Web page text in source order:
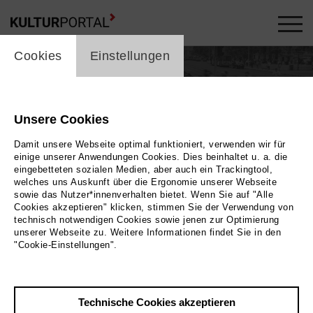
Theater
In Produktionen / Veranstaltungen ...
29
cookie_layer
Cookies Einstellungen
Unsere Cookies
Damit unsere Webseite optimal funktioniert, verwenden wir für
einige unserer Anwendungen Cookies. Dies beinhaltet u. a. die
eingebetteten sozialen Medien, aber auch ein Trackingtool,
welches uns Auskunft über die Ergonomie unserer Webseite
sowie das Nutzer*innenverhalten bietet. Wenn Sie auf "Alle
Cookies akzeptieren" klicken, stimmen Sie der Verwendung von
technisch notwendigen Cookies sowie jenen zur Optimierung
unserer Webseite zu. Weitere Informationen findet Sie in den
"Cookie-Einstellungen".
Technische Cookies akzeptieren